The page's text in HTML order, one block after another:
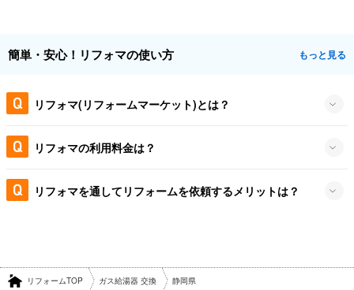
簡単・安心！リフォマの使い方 もっと見る
リフォマ(リフォームマーケット)とは？
リフォマの利用料金は？
リフォマを通してリフォームを依頼するメリットは？
リフォームTOP ガス給湯器 交換 静岡県